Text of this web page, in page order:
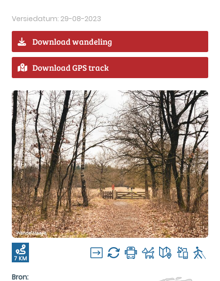
Versiedatum: 29-08-2023
Download wandeling
Download GPS track
7 KM
Bron: